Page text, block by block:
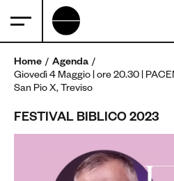
Home
Agenda
Giovedì 4 Maggio | ore 20.30 |
San Pio X, Treviso
FESTIVAL BIBLICO 2023